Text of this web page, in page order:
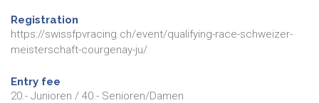
Registration
https://swissfpvracing.ch/event/qualifying-race-schweizer-
meisterschaft-courgenay-ju/
Entry fee
20.- Junioren / 40.- Senioren/Damen